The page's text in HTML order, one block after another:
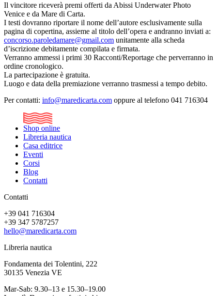
Il vincitore riceverà premi offerti da Abissi Underwater Photo
Venice e da Mare di Carta.
I testi dovranno riportare il nome dell’autore esclusivamente sulla
pagina di copertina, assieme al titolo dell’opera e andranno inviati a:
concorso.paroledamare@gmail.com unitamente alla scheda
d’iscrizione debitamente compilata e firmata.
Verranno ammessi i primi 30 Racconti/Reportage che perverranno in
ordine cronologico.
La partecipazione è gratuita.
Luogo e data della premiazione verranno trasmessi a tempo debito.
Per contatti: info@maredicarta.com oppure al telefono 041 716304
Shop online
Libreria nautica
Casa editrice
Eventi
Corsi
Blog
Contatti
Contatti
+39 041 716304
+39 347 5787257
hello@maredicarta.com
Libreria nautica
Fondamenta dei Tolentini, 222
30135 Venezia VE
Mar-Sab: 9.30–13 e 15.30–19.00